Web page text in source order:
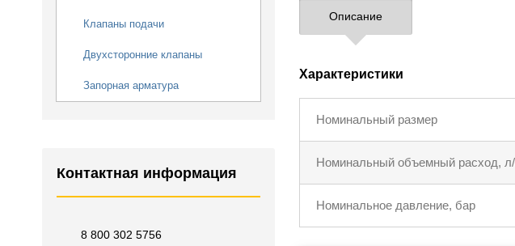
Клапаны подачи
Двухсторонние клапаны
Запорная арматура
Контактная информация
8 800 302 5756
Описание
Характеристики
Номинальный размер
Номинальный объемный расход,
Номинальное давление, бар